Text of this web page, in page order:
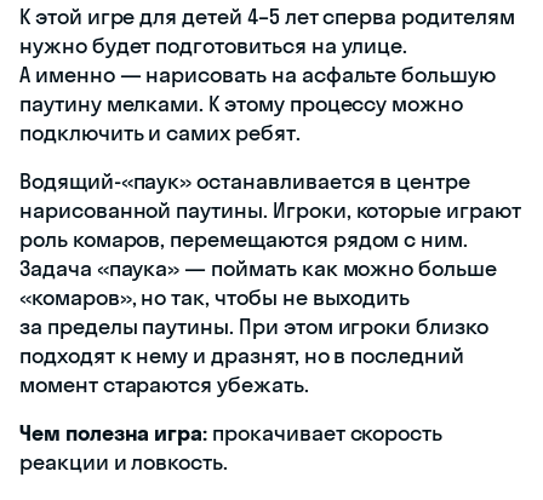
К этой игре для детей 4–5 лет сперва родителям
нужно будет подготовиться на улице.
А именно — нарисовать на асфальте большую
паутину мелками. К этому процессу можно
подключить и самих ребят.
Водящий-«паук» останавливается в центре
нарисованной паутины. Игроки, которые играют
роль комаров, перемещаются рядом с ним.
Задача «паука» — поймать как можно больше
«комаров», но так, чтобы не выходить
за пределы паутины. При этом игроки близко
подходят к нему и дразнят, но в последний
момент стараются убежать.
Чем полезна игра: прокачивает скорость
реакции и ловкость.